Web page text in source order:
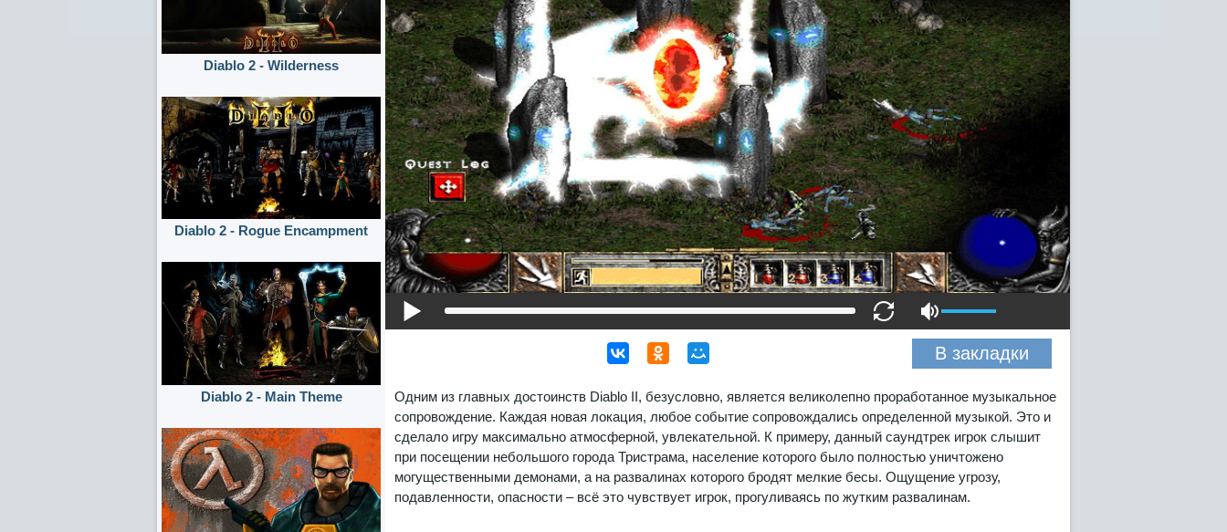
В закладки
Одним из главных достоинств Diablo II, безусловно, является великолепно проработанное музыкальное
сопровождение. Каждая новая локация, любое событие сопровождались определенной музыкой. Это и
сделало игру максимально атмосферной, увлекательной. К примеру, данный саундтрек игрок слышит
при посещении небольшого города Тристрама, население которого было полностью уничтожено
могущественными демонами, а на развалинах которого бродят мелкие бесы. Ощущение угрозу,
подавленности, опасности – всё это чувствует игрок, прогуливаясь по жутким развалинам.
Diablo 2 - Wilderness
Diablo 2 - Rogue Encampment
Diablo 2 - Main Theme